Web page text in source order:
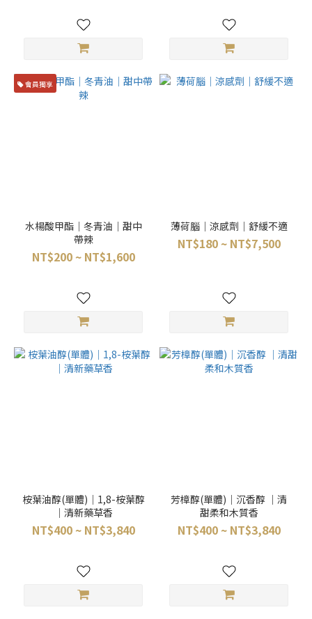
會員獨享
水楊酸甲酯｜冬青油｜甜中
帶辣
NT$200 ~ NT$1,600
薄荷腦｜涼感劑｜舒緩不適
NT$180 ~ NT$7,500
桉葉油醇(單體)｜1,8-桉葉醇
｜清新藥草香
NT$400 ~ NT$3,840
芳樟醇(單體)｜沉香醇 ｜清
甜柔和木質香
NT$400 ~ NT$3,840